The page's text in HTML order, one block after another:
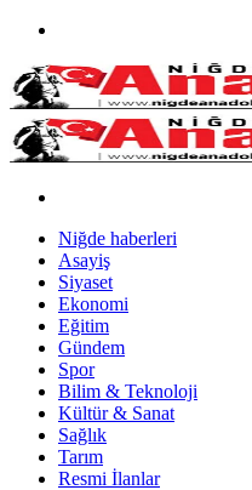
Niğde haberleri
Asayiş
Siyaset
Ekonomi
Eğitim
Gündem
Spor
Bilim & Teknoloji
Kültür & Sanat
Sağlık
Tarım
Resmi İlanlar